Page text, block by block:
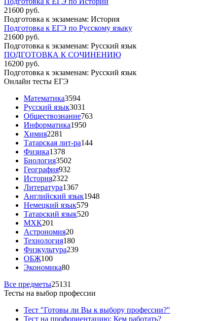
21600 руб.
Подготовка к экзаменам: История
Подготовка к ЕГЭ по Русскому языку
21600 руб.
Подготовка к экзаменам: Русский язык
ПОДГОТОВКА К СОЧИНЕНИЮ
16200 руб.
Подготовка к экзаменам: Русский язык
Онлайн тесты ЕГЭ
Математика3594
Русский язык3031
Обществознание763
Информатика1950
Химия2281
Татарская лит-ра144
Физика1378
Биология3502
География932
История2322
Литература1367
Английский язык1948
Немецкий язык579
Татарский язык520
МХК201
Астрономия20
Технология180
Физкультура239
ОБЖ100
Экономика80
Все предметы25131
Тесты на выбор профессии
Тест "Готовы ли Вы к выбору профессии?"
Тест на профориентацию: Кем работать?